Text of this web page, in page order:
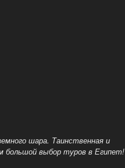
шара. Таинственная и
большой выбор туров в Египет!